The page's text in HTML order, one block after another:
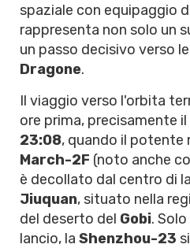
spaziale con equipaggio
rappresenta non solo un
un passo decisivo verso
Dragone.
Il viaggio verso l'orbita
ore prima, precisamente il
23:08, quando il
March-2F (noto anche
è decollato dal centro di
Jiuquan, situato nella
del deserto del Gobi.
lancio, la Shenzhou-23